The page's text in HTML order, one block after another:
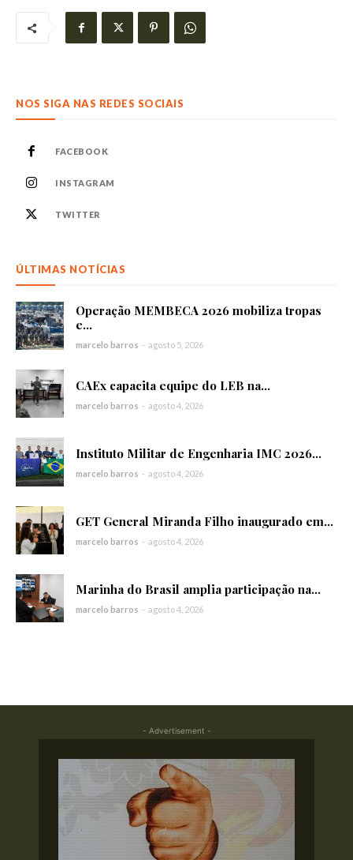
NOS SIGA NAS REDES SOCIAIS
FACEBOOK
INSTAGRAM
TWITTER
ÚLTIMAS NOTÍCIAS
Operação MEMBECA 2026 mobiliza tropas
e...
marcelo barros - agosto 5, 2026
CAEx capacita equipe do LEB na...
marcelo barros - agosto 4, 2026
Instituto Militar de Engenharia IMC 2026...
marcelo barros - agosto 4, 2026
GET General Miranda Filho inaugurado em...
marcelo barros - agosto 4, 2026
Marinha do Brasil amplia participação na...
marcelo barros - agosto 4, 2026
- Advertisement -